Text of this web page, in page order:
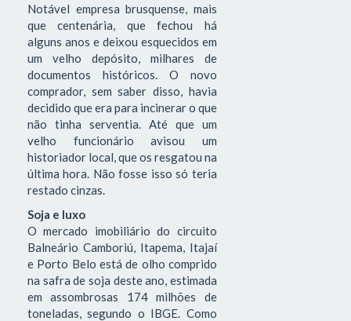
Notável empresa brusquense, mais
que centenária, que fechou há
alguns anos e deixou esquecidos em
um velho depósito, milhares de
documentos históricos. O novo
comprador, sem saber disso, havia
decidido que era para incinerar o que
não tinha serventia. Até que um
velho funcionário avisou um
historiador local, que os resgatou na
última hora. Não fosse isso só teria
restado cinzas.
Soja e luxo
O mercado imobiliário do circuito
Balneário Camboriú, Itapema, Itajaí
e Porto Belo está de olho comprido
na safra de soja deste ano, estimada
em assombrosas 174 milhões de
toneladas, segundo o IBGE. Como